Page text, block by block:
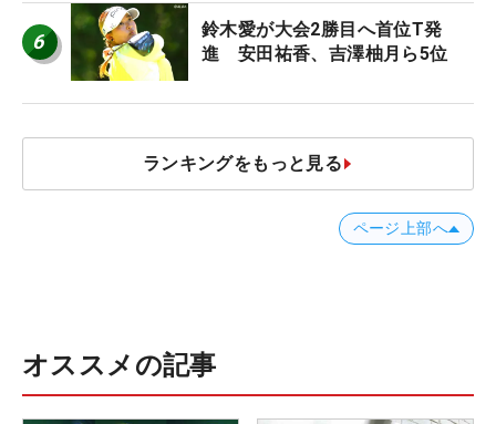
6
鈴木愛が大会2勝目へ首位T発
進 安田祐香、吉澤柚月ら5位
ランキングをもっと見る
ページ上部へ
オススメの記事